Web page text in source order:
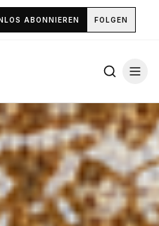
ABONNIEREN FOLGEN